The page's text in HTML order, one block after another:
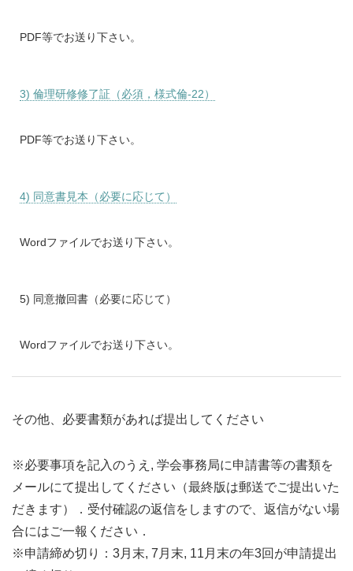
PDF等でお送り下さい。
3) 倫理研修修了証（必須，様式倫-22）
PDF等でお送り下さい。
4) 同意書見本（必要に応じて）
Wordファイルでお送り下さい。
5) 同意撤回書（必要に応じて）
Wordファイルでお送り下さい。
その他、必要書類があれば提出してください
※必要事項を記入のうえ, 学会事務局に申請書等の書類を
メールにて提出してください（最終版は郵送でご提出いた
だきます）．受付確認の返信をしますので、返信がない場
合にはご一報ください．
※申請締め切り：3月末, 7月末, 11月末の年3回が申請提出